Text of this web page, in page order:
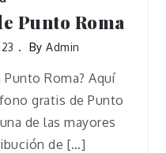
Punto Roma
ByAdmin
Roma? Aquí
gratis de Punto
de las mayores
de […]